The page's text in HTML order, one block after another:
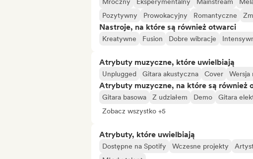
Pozytywny
Prowokacyjny Romantyczne
Nastroje, na które są również otwarci
Kreatywne Fusion Dobre wibracje
Atrybuty muzyczne, które uwielbiają
Unplugged Gitara akustyczna Cover Wersja
Atrybuty muzyczne, na które są również
Gitara basowa Z udziałem Demo Gitara
Zobacz wszystko +5
Atrybuty, które uwielbiają
Dostępne na Spotify Wczesne projekty